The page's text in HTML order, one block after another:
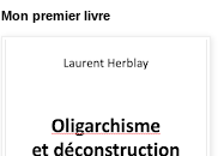
Mon premier livre